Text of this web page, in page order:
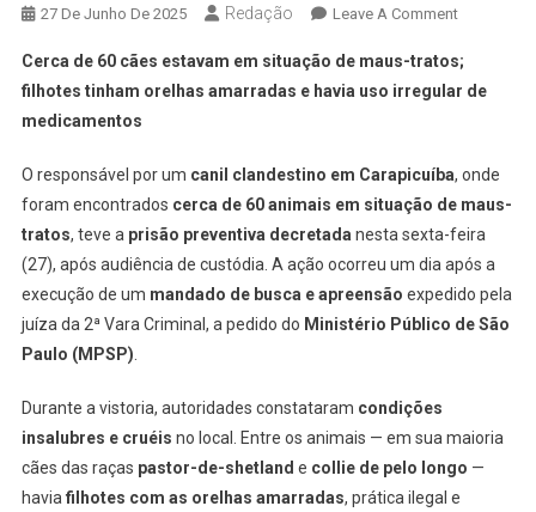
27 De Junho De 2025 Redação Leave A CommentOn
Preventiva
De
Canil
Irregular
Em
É
Decretada
Cerca de 60 cães estavam em situação de maus-tratos;
filhotes tinham orelhas amarradas e havia uso irregular de
medicamentos
O responsável por um canil clandestino em Carapicuíba, onde
foram encontrados cerca de 60 animais em situação de maus-
tratos, teve a prisão preventiva decretada nesta sexta-feira
(27), após audiência de custódia. A ação ocorreu um dia após a
execução de um mandado de busca e apreensão expedido pela
juíza da 2ª Vara Criminal, a pedido do Ministério Público de São
Paulo (MPSP)
Durante a vistoria, autoridades constataram condições
insalubres e cruéis no local. Entre os animais — em sua maioria
cães das raças pastor-de-shetland e collie de pelo longo —
havia filhotes com as orelhas amarradas, prática ilegal e